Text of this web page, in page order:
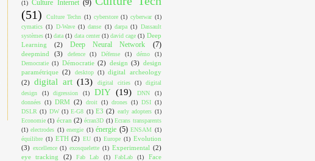
(1) Culture Internet (9)
(51)
Culture Techn (1) cyberstore (1) cyberwar (1)
cymatics (1) D-Wave (1) danse (1) darpa (1) Dassault
systèmes (1) data (1) data center (1) david cage (1) Deep
Learning
(2) Deep Neural Network (7)
deepmind (3) defence (1) Défense (1) démo
(1)
Democratie (1) Démocratie (2) design (3) design
paramétrique (2) desktop (1) digital archeology
(2) digital art (13) digital cities (1)
digital
design
(1) digression (1) DIY (19) DNN
(1)
données (1) DRM (2) droit (1) drones (1) DSI (1)
DSLR (1) DW (1) E-G8 (1) E3 (2) early adopters (1)
Economie (1) écran (2) écran3D (1) Ecrans transparents
(1) electrodes (1) energie (1) énergie (5) ENSAM (1)
équilibre (1) ETH (2) EU (1) Europe (1) Evolution
(3) excellence (1) exosquelette (1) Experimental (2)
eye tracking
(2) Fab Lab (1) FabLab (1)
Face